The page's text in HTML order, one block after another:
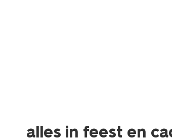
alles in feest en